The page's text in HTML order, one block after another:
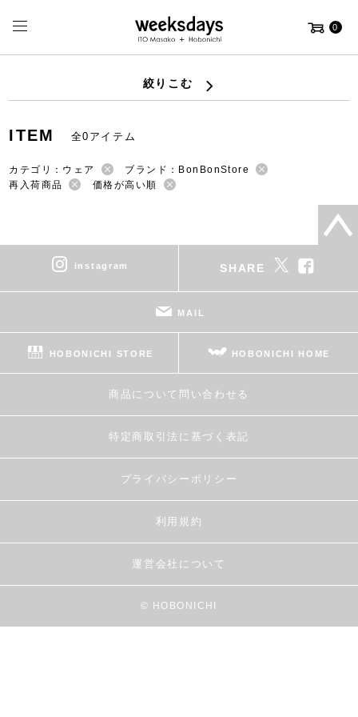
0
絞りこむ
ITEM 全0アイテム
カテゴリ：ウェア
ブランド：BonBonStore
再入荷商品
価格が高い順
instagram SHARE
MAIL
HOBONICHI STORE HOBONICHI HOME
商品について問い合わせる
特定商取引法に基づく表記
プライバシーポリシー
利用規約
運営会社について
© HOBONICHI